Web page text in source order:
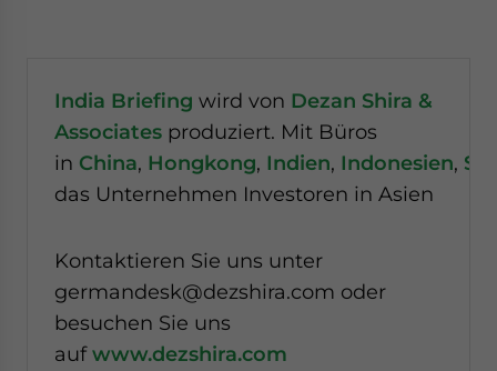
India Briefing wird von Dezan Shira &
Associates produziert. Mit Büros
in China, Hongkong, Indien, Indonesien,
das Unternehmen Investoren in Asien
Kontaktieren Sie uns unter
germandesk@dezshira.com oder
besuchen Sie uns
aufwww.dezshira.com